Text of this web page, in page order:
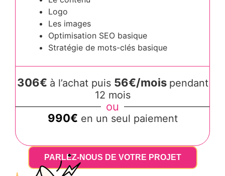
Logo
Les images
Optimisation SEO basique
Stratégie de mots-clés basique
306€ à l’achat puis 56€/mois pendant
12 mois
ou
990€ en un seul paiement
PARLEZ-NOUS DE VOTRE PROJET